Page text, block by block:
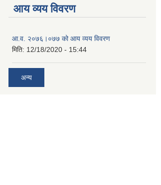
आय व्यय विवरण
आ.व. २०७६।०७७ को आय व्यय विवरण
मिति: 12/18/2020 - 15:44
अन्य